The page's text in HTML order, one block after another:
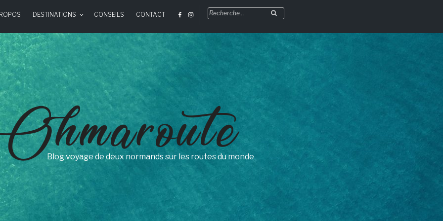
DESTINATIONS CONSEILS CONTACT
Recherche
pour
Recherche
Blog voyage de deux normands sur les routes du monde